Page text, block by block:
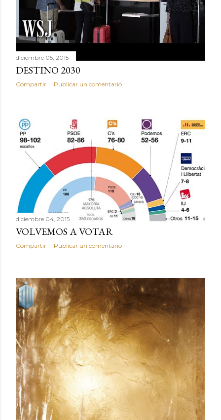
diciembre 05, 2015
DESTINO 2030
Compartir Publicar un comentario
diciembre 04, 2015
VOLVEMOS A VOTAR
Compartir Publicar un comentario